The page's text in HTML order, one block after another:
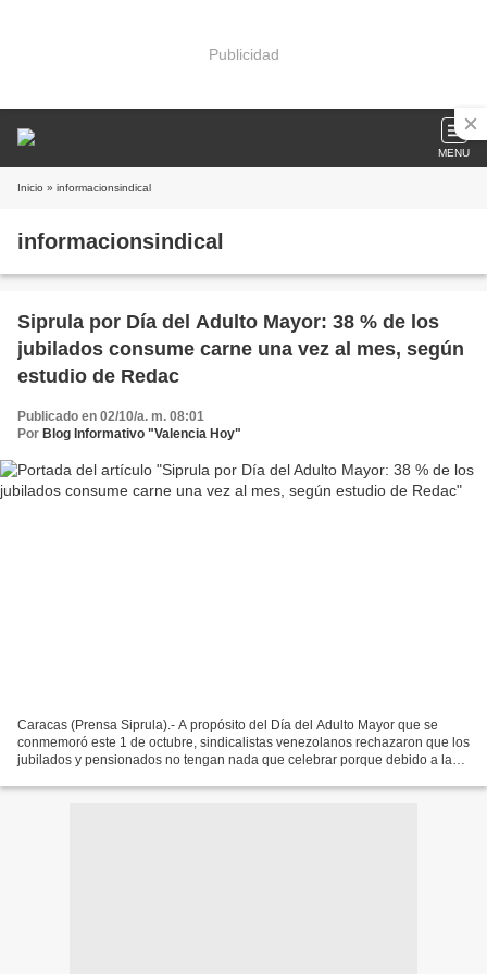
Publicidad
MENU
Inicio » informacionsindical
informacionsindical
Siprula por Día del Adulto Mayor: 38 % de los
jubilados consume carne una vez al mes, según
estudio de Redac
Publicado en 02/10/a. m. 08:01
Por Blog Informativo "Valencia Hoy"
Caracas (Prensa Siprula).- A propósito del Día del Adulto Mayor que se
conmemoró este 1 de octubre, sindicalistas venezolanos rechazaron que los
jubilados y pensionados no tengan nada que celebrar porque debido a la